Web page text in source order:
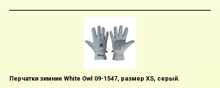
Перчатки зимние White Owl 09-1547, размер XS, серый.